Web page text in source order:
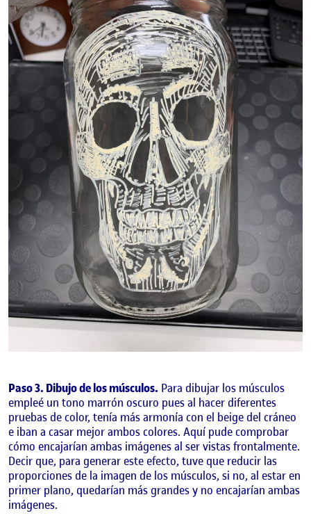
Paso 3. Dibujo de los músculos. Para dibujar los músculos
empleé un tono marrón oscuro pues al hacer diferentes
pruebas de color, tenía más armonía con el beige del cráneo
e iban a casar mejor ambos colores. Aquí pude comprobar
cómo encajarían ambas imágenes al ser vistas frontalmente.
Decir que, para generar este efecto, tuve que reducir las
proporciones de la imagen de los músculos, si no, al estar en
primer plano, quedarían más grandes y no encajarían ambas
imágenes.